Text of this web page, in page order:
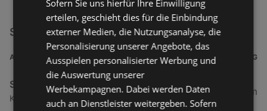
Santander Consumer Bank Filialen in der Nähe
ADRESSE ENTFERNUNG
Santander Consumer Bank
Kreuzgasse 1a, 6850 Dornbirn
12,48 km
Sofern Sie uns hierfür Ihre Einwilligung
erteilen, geschieht dies für die Einbindung
externer Medien, die Nutzungsanalyse, die
Personalisierung unserer Angebote, das
Ausspielen personalisierter Werbung und
die Auswertung unserer
Werbekampagnen. Dabei werden Daten
auch an Dienstleister weitergeben. Sofern